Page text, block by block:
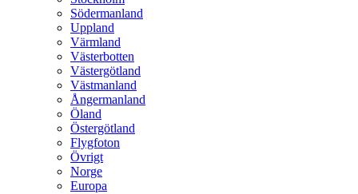
Södermanland
Uppland
Värmland
Västerbotten
Västergötland
Västmanland
Ångermanland
Öland
Östergötland
Flygfoton
Övrigt
Norge
Europa